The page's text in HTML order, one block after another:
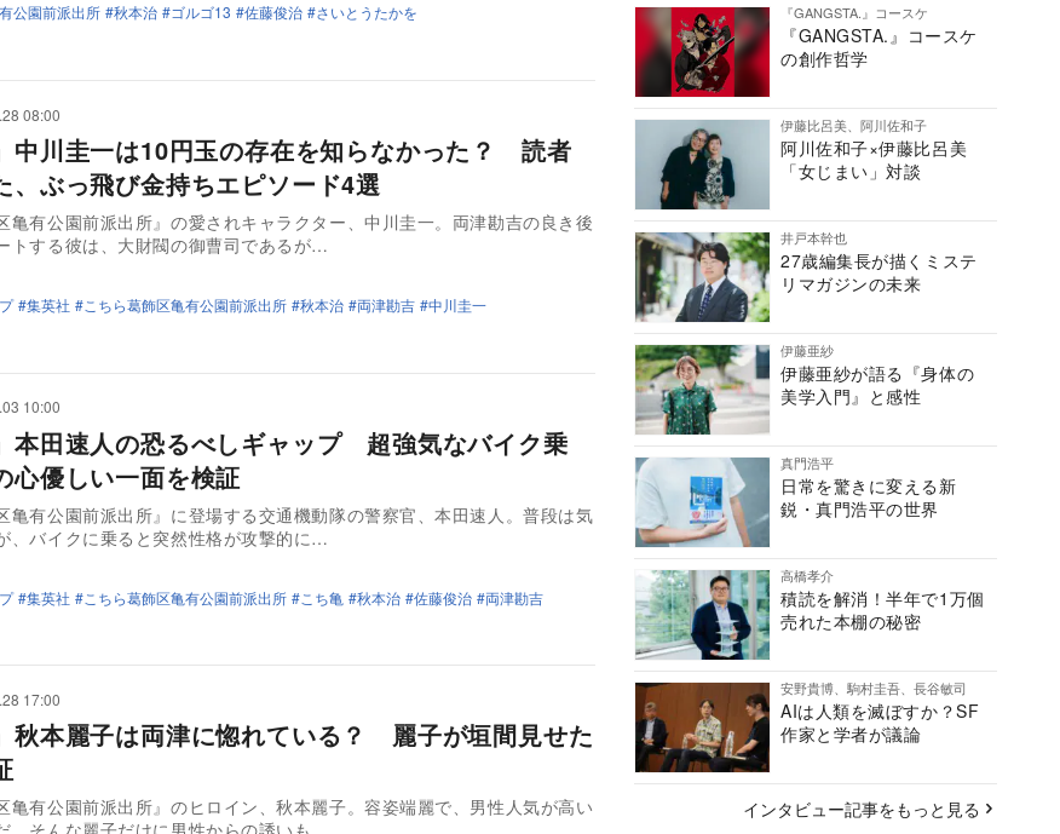
公園前派出所
秋本治 ゴルゴ13 佐藤俊治 さいとうたかを
08:00
中川圭一は10円玉の存在を知らなかった？ 読者
、ぶっ飛び金持ちエピソード4選
亀有公園前派出所』の愛されキャラクター、中川圭一。両津勘吉の良き後
トする彼は、大財閥の御曹司であるが…
集英社 こちら葛飾区亀有公園前派出所 秋本治 両津勘吉 中川圭一
10:00
本田速人の恐るべしギャップ 超強気なバイク乗
心優しい一面を検証
亀有公園前派出所』に登場する交通機動隊の警察官、本田速人。普段は気
、バイクに乗ると突然性格が攻撃的に…
集英社 こちら葛飾区亀有公園前派出所 こち亀 秋本治 佐藤俊治
両津勘吉
17:00
秋本麗子は両津に惚れている？ 麗子が垣間見せた
亀有公園前派出所』のヒロイン、秋本麗子。容姿端麗で、男性人気が高い
『GANGSTA.』コースケ
『GANGSTA.』コースケ
の創作哲学
伊藤比呂美、阿川佐和子
阿川佐和子×伊藤比呂美
「女じまい」対談
井戸本幹也
27歳編集長が描くミステ
リマガジンの未来
伊藤亜紗
伊藤亜紗が語る『身体の
美学入門』と感性
真門浩平
日常を驚きに変える新
鋭・真門浩平の世界
高橋孝介
積読を解消！半年で1万個
売れた本棚の秘密
安野貴博、駒村圭吾、長谷敏司
AIは人類を滅ぼすか？SF
作家と学者が議論
インタビュー記事をもっと見る